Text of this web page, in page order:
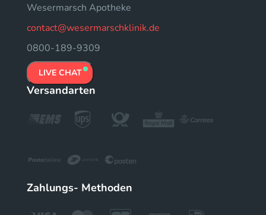
Wesermarsch Apotheke
contact@wesermarschklinik.de
0800-189-9309
LIVE CHAT
Versandarten
Zahlungs- Methoden